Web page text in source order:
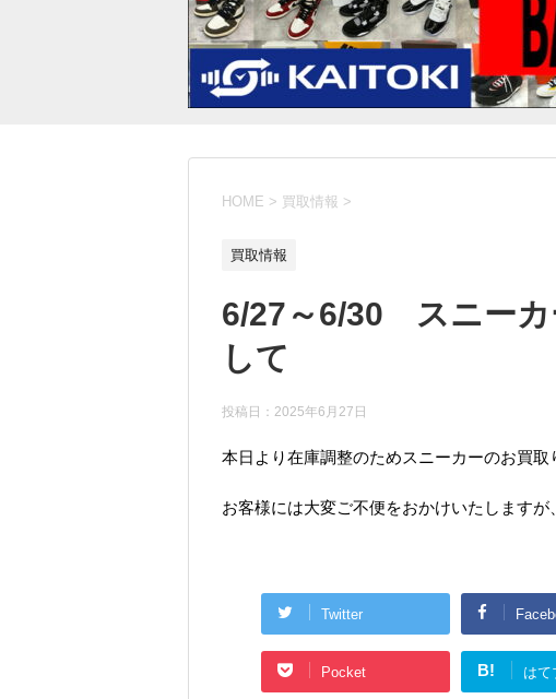
HOME > 買取情報 >
買取情報
6/27～6/30 スニーカ
して
投稿日： 2025年6月27日
本日より在庫調整のためスニーカーのお買取
お客様には大変ご不便をおかけいたしますが
Twitter
Pocket B! はて